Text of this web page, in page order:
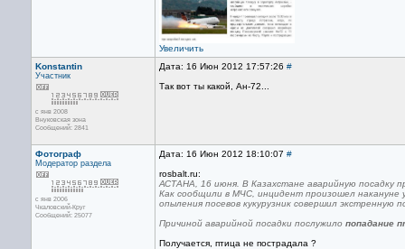
Увеличить
Konstantin
Участник
с янв 2008
Внуковская зона
Сообщений: 2841
Дата: 16 Июн 2012 17:57:26 #
Так вот ты какой, Ан-72...
Фотограф
Модератор раздела
с янв 2006
Чкаловский-Круг
Сообщений: 25077
Дата: 16 Июн 2012 18:10:07 #
rosbalt.ru:
АСТАНА, 16 июня. В Казахстане аварийную посадку
Как сообщили в МЧС, инцидент произошел
опыления посевов кукурузник совершил экстренную
Причиной аварийной посадки послужило попадание
Получается, птица не пострадала ?